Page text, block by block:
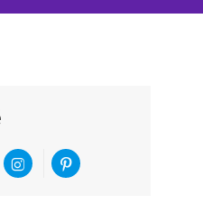
par e-mail
Partager via Instagram
Partager via Pinterest